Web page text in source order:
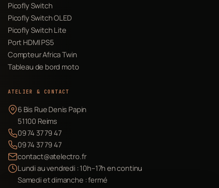
Picofly Switch
Picofly Switch OLED
Picofly Switch Lite
Port HDMI PS5
Compteur Africa Twin
Tableau de bord moto
ATELIER & CONTACT
6 Bis Rue Denis Papin
51100 Reims
09 74 37 79 47
09 74 37 79 47
contact@atelectro.fr
Lundi au vendredi : 10h–17h en continu
Samedi et dimanche : fermé